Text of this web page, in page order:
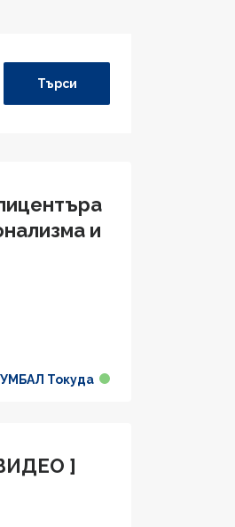
Търси
и
УМБАЛ Токуда
]